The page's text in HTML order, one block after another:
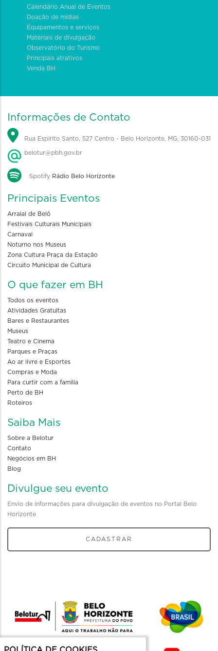
Calendário Anual de Eventos
Doação de mídias
Equipamentos e serviços
Materiais de divulgação
Observatório do Turismo
Principais atrativos
Venda BH
Informações de Contato
Rua Espírito Santo, 527 Centro - Belo Horizonte, MG, 30160-031
belotur@pbh.gov.br
Spotify Rádio Belo Horizonte
Principais Eventos
Arraial de Belô
Festivais Culturais Municipais
Carnaval
Noturno nos Museus
Zona Cultura Praça da Estação
Circuito Municipal de Cultura
O que fazer em BH
Todos os eventos
Atividades Gratuitas
Bares e Restaurantes
Museus
Teatro e Cinema
Parques e Praças
Ao ar livre e Esportes
Compras e Moda
Para curtir com a familia
Perto de BH
Roteiros
Saiba Mais
Sobre a Belotur
Contato
Negócios em BH
Blog
Divulgue seu evento
Envio de informações para divulgação de eventos no Portal Belo
Horizonte
CADASTRAR